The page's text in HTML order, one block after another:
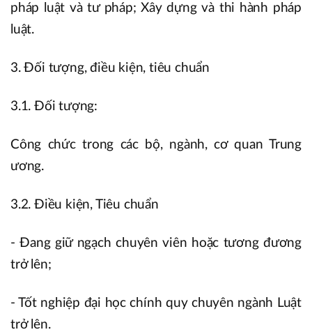
pháp luật và tư pháp; Xây dựng và thi hành pháp
luật.
3. Đối tượng, điều kiện, tiêu chuẩn
3.1. Đối tượng:
Công chức trong các bộ, ngành, cơ quan Trung
ương.
3.2. Điều kiện, Tiêu chuẩn
- Đang giữ ngạch chuyên viên hoặc tương đương
trở lên;
- Tốt nghiệp đại học chính quy chuyên ngành Luật
trở lên.